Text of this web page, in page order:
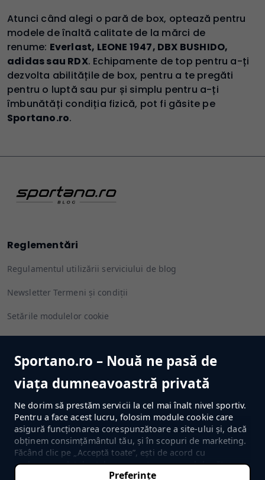
Sportano.ro – Nouă ne pasă de
viața dumneavoastră privată
Ne dorim să prestăm servicii la cel mai înalt nivel sportiv.
Pentru a face acest lucru, folosim module cookie care
asigură funcționarea corespunzătoare a site-ului și, dacă
obținem consimțământul tău, și în scopuri de marketing.
Făcând clic pe „Acceptă toate”, ești de acord cu
prelucrarea datelor tale cu caracter personal de către
SPORTANO.COM Sp. z o.o. și de Partenerii săi de
Preferințe
Atunci când alegi o pară de box, optează pentru
modele de înaltă calitate de la mărci de
renume: Everlast, LEONE 1947, DBX BUSHIDO,
adidas sau RDX. Echipamente de top pentru a-ți
dezvolta abilitățile de box, pentru a te pregăti
pentru o luptă sau pur și simplu pentru a-ți
îmbunătăți condiția fizică, pot fi găsite pe
Sportano.ro.
Reglementări
Regulamentul utilizării serviciului de blog
Newsletter Termeni și condiții
Setările modulelor cookie
Urmărește-ne
MERGI LA MAGAZIN